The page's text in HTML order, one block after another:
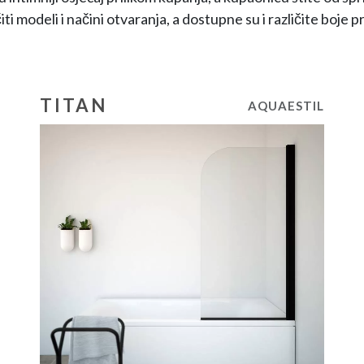
modeli i načini otvaranja, a dostupne su i različite boje
TITAN AQUAESTIL